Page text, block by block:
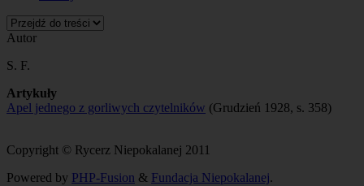
Autor
S. F.
Artykuły
Apel jednego z gorliwych czytelników (Grudzień 1928, s. 358)
Copyright © Rycerz Niepokalanej 2011
Powered by PHP-Fusion & Fundacja Niepokalanej.